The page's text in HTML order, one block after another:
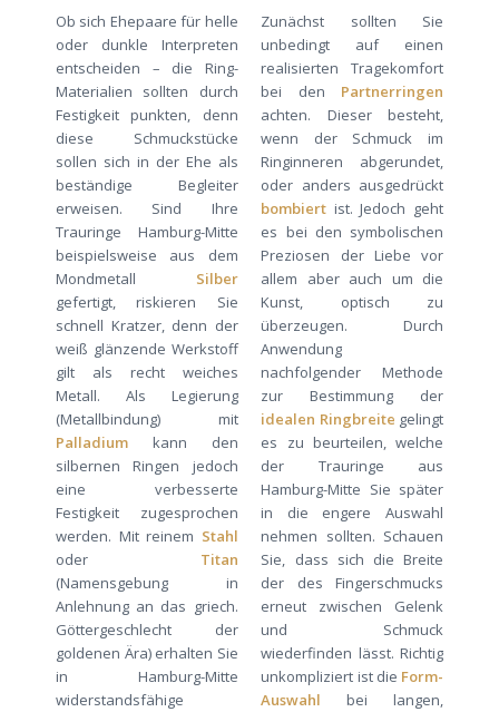
Ob sich Ehepaare für helle
oder dunkle Interpreten
entscheiden – die Ring-
Materialien sollten durch
Festigkeit punkten, denn
diese Schmuckstücke
sollen sich in der Ehe als
beständige Begleiter
erweisen. Sind Ihre
Trauringe Hamburg-Mitte
beispielsweise aus dem
Mondmetall Silber
gefertigt, riskieren Sie
schnell Kratzer, denn der
weiß glänzende Werkstoff
gilt als recht weiches
Metall. Als Legierung
(Metallbindung) mit
Palladium kann den
silbernen Ringen jedoch
eine verbesserte
Festigkeit zugesprochen
werden. Mit reinem Stahl
oder Titan
(Namensgebung in
Anlehnung an das griech.
Göttergeschlecht der
goldenen Ära) erhalten Sie
in Hamburg-Mitte
widerstandsfähige
Zunächst sollten Sie
unbedingt auf einen
realisierten Tragekomfort
bei den Partnerringen
achten. Dieser besteht,
wenn der Schmuck im
Ringinneren abgerundet,
oder anders ausgedrückt
bombiert ist. Jedoch geht
es bei den symbolischen
Preziosen der Liebe vor
allem aber auch um die
Kunst, optisch zu
überzeugen. Durch
Anwendung
nachfolgender Methode
zur Bestimmung der
idealen Ringbreite gelingt
es zu beurteilen, welche
der Trauringe aus
Hamburg-Mitte Sie später
in die engere Auswahl
nehmen sollten. Schauen
Sie, dass sich die Breite
der des Fingerschmucks
erneut zwischen Gelenk
und Schmuck
wiederfinden lässt. Richtig
unkompliziert ist die Form-
Auswahl bei langen,